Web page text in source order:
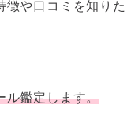
徴や口コミを知りた
ル鑑定します。